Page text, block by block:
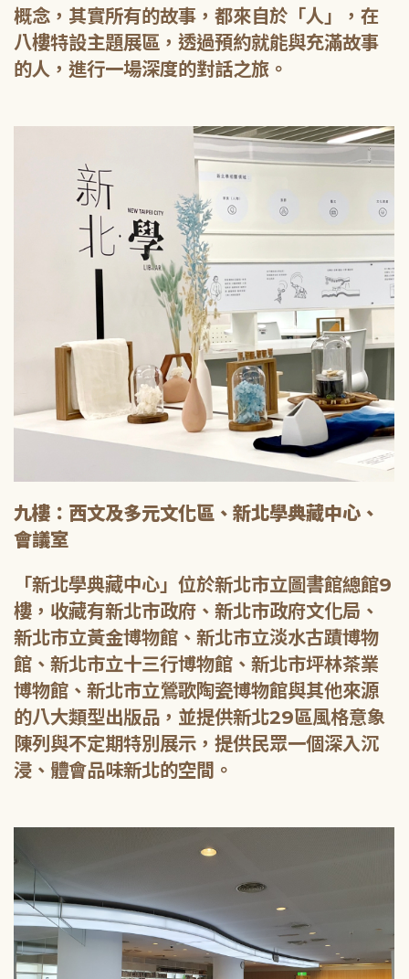
概念，其實所有的故事，都來自於「人」，在
八樓特設主題展區，透過預約就能與充滿故事
的人，進行一場深度的對話之旅。
九樓：西文及多元文化區、新北學典藏中心、
會議室
「新北學典藏中心」位於新北市立圖書館總館9
樓，收藏有新北市政府、新北市政府文化局、
新北市立黃金博物館、新北市立淡水古蹟博物
館、新北市立十三行博物館、新北市坪林茶業
博物館、新北市立鶯歌陶瓷博物館與其他來源
的八大類型出版品，並提供新北29區風格意象
陳列與不定期特別展示，提供民眾一個深入沉
浸、體會品味新北的空間。